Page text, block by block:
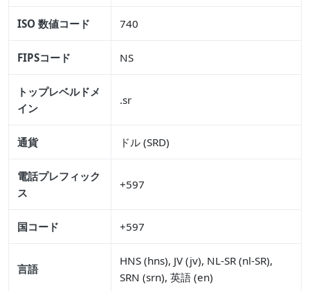
ISO 数値コード 740
FIPSコード NS
トップレベルドメ
イン
.sr
通貨 ドル (SRD)
電話プレフィック
ス
+597
国コード +597
言語
HNS (hns), JV (jv), NL-SR (nl-SR),
SRN (srn), 英語 (en)